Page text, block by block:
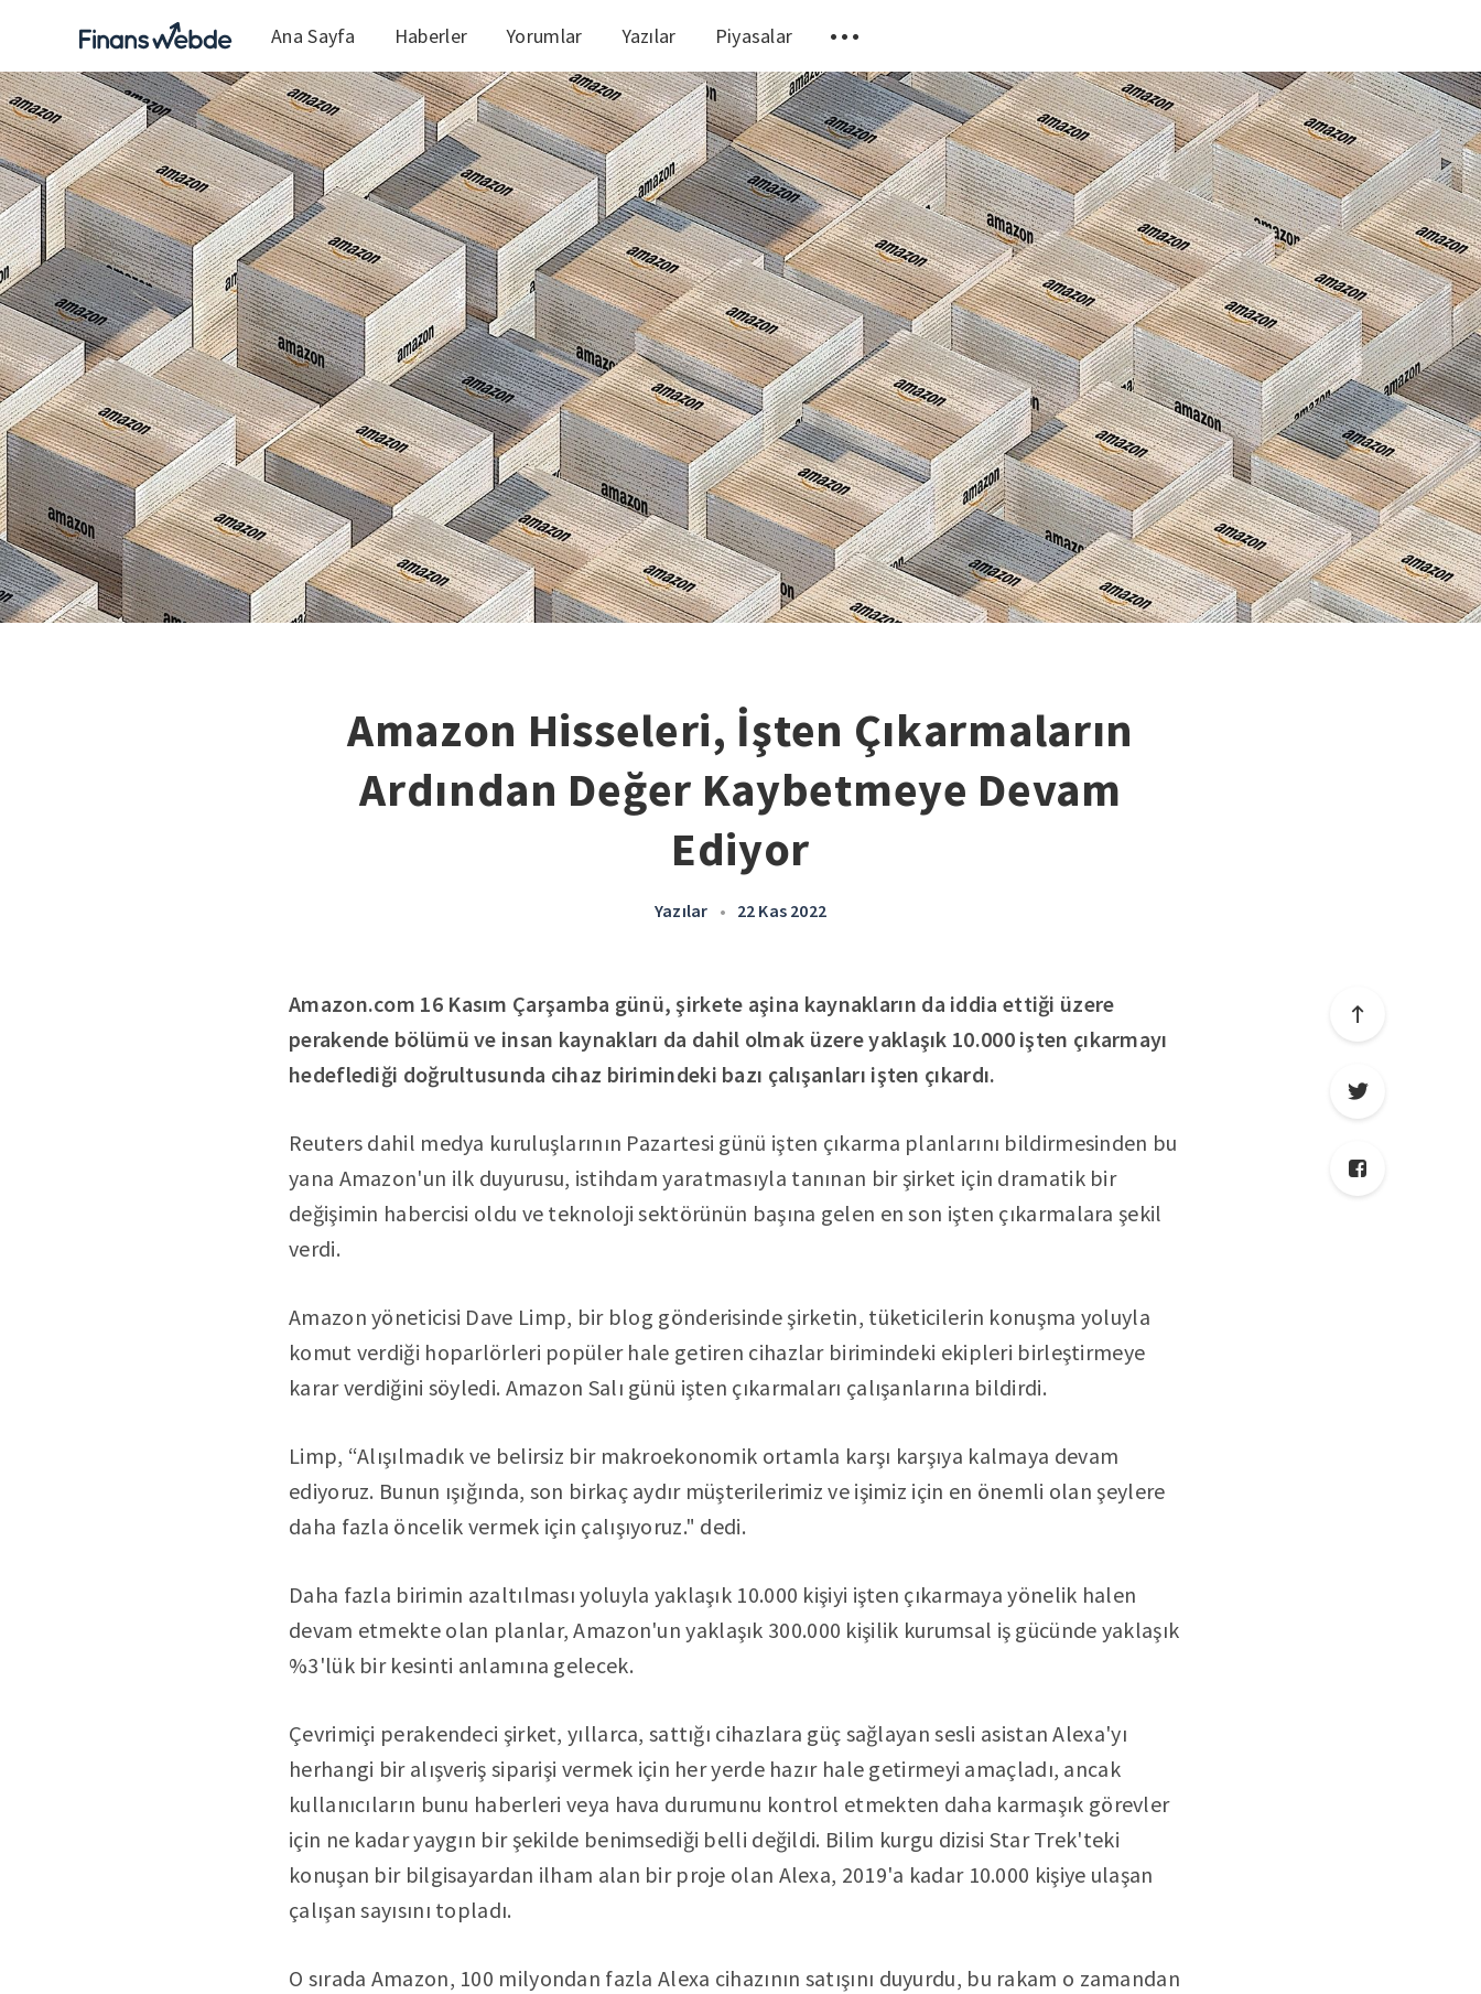
Ana Sayfa Haberler Yorumlar Yazılar Piyasalar
Amazon Hisseleri, İşten Çıkarmaların
Ardından Değer Kaybetmeye Devam
Ediyor
Yazılar • 22 Kas 2022
Amazon.com 16 Kasım Çarşamba günü, şirkete aşina kaynakların da iddia ettiği üzere
perakende bölümü ve insan kaynakları da dahil olmak üzere yaklaşık 10.000 işten çıkarmayı
hedeflediği doğrultusunda cihaz birimindeki bazı çalışanları işten çıkardı.
Reuters dahil medya kuruluşlarının Pazartesi günü işten çıkarma planlarını bildirmesinden bu
yana Amazon'un ilk duyurusu, istihdam yaratmasıyla tanınan bir şirket için dramatik bir
değişimin habercisi oldu ve teknoloji sektörünün başına gelen en son işten çıkarmalara şekil
verdi.
Amazon yöneticisi Dave Limp, bir blog gönderisinde şirketin, tüketicilerin konuşma yoluyla
komut verdiği hoparlörleri popüler hale getiren cihazlar birimindeki ekipleri birleştirmeye
karar verdiğini söyledi. Amazon Salı günü işten çıkarmaları çalışanlarına bildirdi.
Limp, “Alışılmadık ve belirsiz bir makroekonomik ortamla karşı karşıya kalmaya devam
ediyoruz. Bunun ışığında, son birkaç aydır müşterilerimiz ve işimiz için en önemli olan şeylere
daha fazla öncelik vermek için çalışıyoruz." dedi.
Daha fazla birimin azaltılması yoluyla yaklaşık 10.000 kişiyi işten çıkarmaya yönelik halen
devam etmekte olan planlar, Amazon'un yaklaşık 300.000 kişilik kurumsal iş gücünde yaklaşık
%3'lük bir kesinti anlamına gelecek.
Çevrimiçi perakendeci şirket, yıllarca, sattığı cihazlara güç sağlayan sesli asistan Alexa'yı
herhangi bir alışveriş siparişi vermek için her yerde hazır hale getirmeyi amaçladı, ancak
kullanıcıların bunu haberleri veya hava durumunu kontrol etmekten daha karmaşık görevler
için ne kadar yaygın bir şekilde benimsediği belli değildi. Bilim kurgu dizisi Star Trek'teki
konuşan bir bilgisayardan ilham alan bir proje olan Alexa, 2019'a kadar 10.000 kişiye ulaşan
çalışan sayısını topladı.
O sırada Amazon, 100 milyondan fazla Alexa cihazının satışını duyurdu, bu rakam o zamandan